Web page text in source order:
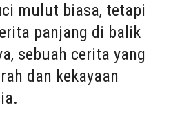
mulut biasa, tetapi
panjang di balik
sebuah cerita yang
dan kekayaan